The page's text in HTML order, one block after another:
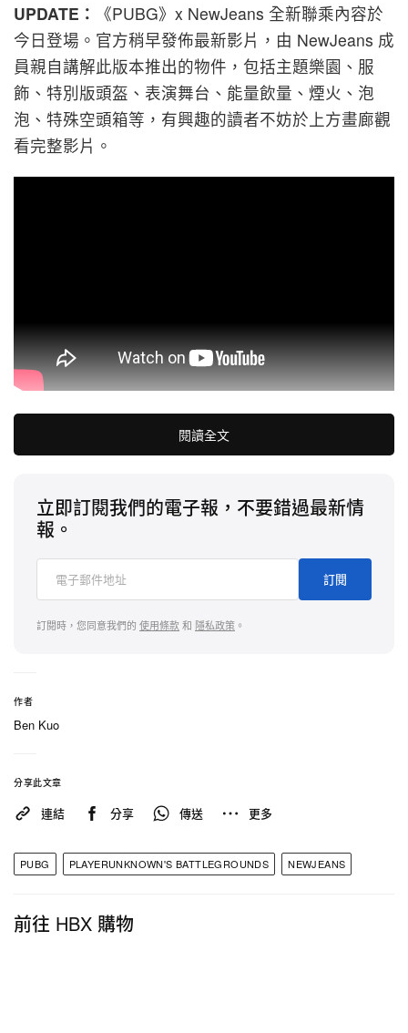
UPDATE： 《PUBG》x NewJeans 全新聯乘內容於
今日登場。官方稍早發佈最新影片，由 NewJeans 成
員親自講解此版本推出的物件，包括主題樂園、服
飾、特別版頭盔、表演舞台、能量飲量、煙火、泡
泡、特殊空頭箱等，有興趣的讀者不妨於上方畫廊觀
看完整影片。
原文：熱門大逃殺遊戲《絕地求生 PUBG》正式宣佈
此消息由
片與視覺海報公開。在此影片中，一個印有
NewJeans 標誌的粉藍色空頭補給箱從天而降，接著
展示帶有兔子耳朵的《絕地求生 PUBG》經典頭盔，
著頭飾在草地上開心奔跑，周圍出現飛機、空頭箱、
戶外舞台與巴士。
台，有興趣的讀者不妨多加留意。
閱讀全文
立即訂閱我們的電子報，不要錯過最新情
報。
訂閱
訂閱時，您同意我們的 使用條款和 隱私政策 。
作者
Ben Kuo
分享此文章
連結 分享 傳送 更多
PUBG PLAYERUNKNOWN'S BATTLEGROUNDS NEWJEANS
前往 HBX 購物